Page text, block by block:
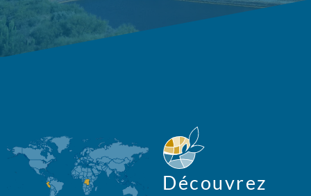
Découvrez